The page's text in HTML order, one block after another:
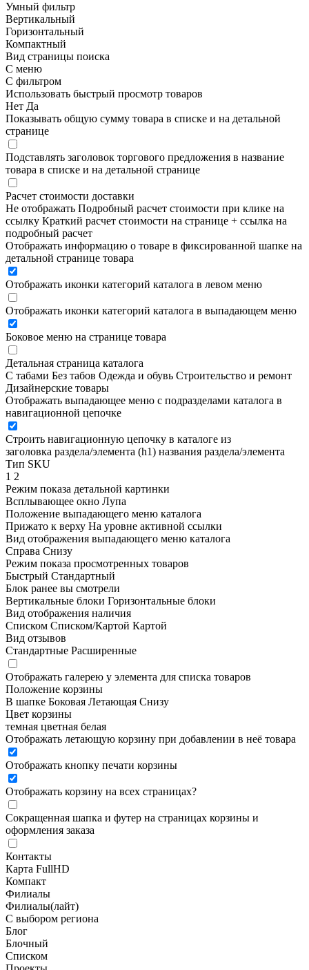
Умный фильтр
Вертикальный
Горизонтальный
Компактный
Вид страницы поиска
С меню
С фильтром
Использовать быстрый просмотр товаров
Нет Да
Показывать общую сумму товара в списке и на детальной
странице
Подставлять заголовок торгового предложения в название
товара в списке и на детальной странице
Расчет стоимости доставки
Не отображать Подробный расчет стоимости при клике на
ссылку Краткий расчет стоимости на странице + ссылка на
подробный расчет
Отображать информацию о товаре в фиксированной шапке на
детальной странице товара
Отображать иконки категорий каталога в левом меню
Отображать иконки категорий каталога в выпадающем меню
Боковое меню на странице товара
Детальная страница каталога
С табами Без табов Одежда и обувь Строительство и ремонт
Дизайнерские товары
Отображать выпадающее меню с подразделами каталога в
навигационной цепочке
Строить навигационную цепочку в каталоге из
заголовка раздела/элемента (h1) названия раздела/элемента
Тип SKU
1 2
Режим показа детальной картинки
Всплывающее окно Лупа
Положение выпадающего меню каталога
Прижато к верху На уровне активной ссылки
Вид отображения выпадающего меню каталога
Справа Снизу
Режим показа просмотренных товаров
Быстрый Стандартный
Блок ранее вы смотрели
Вертикальные блоки Горизонтальные блоки
Вид отображения наличия
Списком Списком/Картой Картой
Вид отзывов
Стандартные Расширенные
Отображать галерею у элемента для списка товаров
Положение корзины
В шапке Боковая Летающая Снизу
Цвет корзины
темная цветная белая
Отображать летающую корзину при добавлении в неё товара
Отображать кнопку печати корзины
Отображать корзину на всех страницах?
Сокращенная шапка и футер на страницах корзины и
оформления заказа
Контакты
Карта FullHD
Компакт
Филиалы
Филиалы(лайт)
С выбором региона
Блог
Блочный
Списком